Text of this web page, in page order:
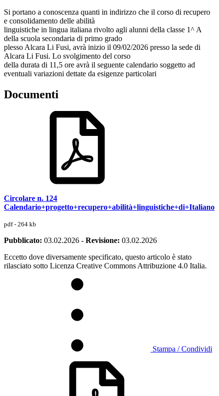
Si portano a conoscenza quanti in indirizzo che il corso di recupero
e consolidamento delle abilità
linguistiche in lingua italiana rivolto agli alunni della classe 1^ A
della scuola secondaria di primo grado
plesso Alcara Li Fusi, avrà inizio il 09/02/2026 presso la sede di
Alcara Li Fusi. Lo svolgimento del corso
della durata di 11,5 ore avrà il seguente calendario soggetto ad
eventuali variazioni dettate da esigenze particolari
Documenti
Circolare n. 124
Calendario+progetto+recupero+abilità+linguistiche+di+Italiano
pdf - 264 kb
Pubblicato: 03.02.2026 - Revisione: 03.02.2026
Eccetto dove diversamente specificato, questo articolo è stato
rilasciato sotto Licenza Creative Commons Attribuzione 4.0 Italia.
Stampa / Condividi